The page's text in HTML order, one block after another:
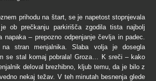
prihodu na štart, se je napetost stopnjevala
ob prečkanju parkirišča zgodila tista najbolj
napaka – prepozno odpenjanje čevlja in padec.
stran menjalnika. Slaba volja je dosegla
se stal komaj pobrala! Groza… K sreči – kako
deloval brezhibno, kljub temu, da je bilo z
nekaj težav. V teh minutah besnenja glede